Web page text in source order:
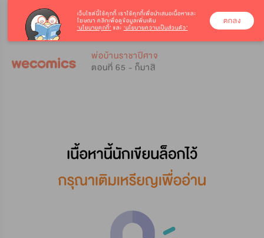
พ่อบ้านราชาปีศาจ
ตอนที่ 65 - ก็มาสิ
เว็บไซต์นี้ใช้คุกกี้ เราใช้คุกกี้เพื่อนำเสนอเนื้อหาและ
โฆษณา คลิกเพื่อดูข้อมูลเพิ่มเติม
‘นโยบายคุกกี้’ และ ‘นโยบายความเป็นส่วนตัว’
ตกลง